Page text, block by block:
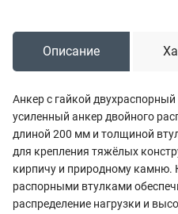
Описание
Анкер с гайкой
усиленный анкер двойного
длиной 200 мм и толщиной
для крепления тяжёлых
кирпичу и природному камню.
распорными втулками
распределение нагрузки и